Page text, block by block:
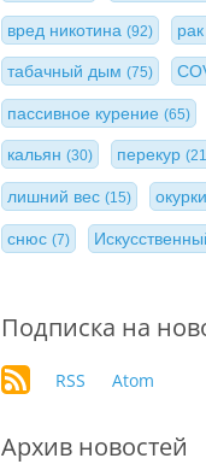
вред никотина (92)
табачный дым (75)
пассивное курение (65)
кальян (30) перекур
лишний вес (15)
снюс (7)
Подписка на
RSS Atom
Архив новостей